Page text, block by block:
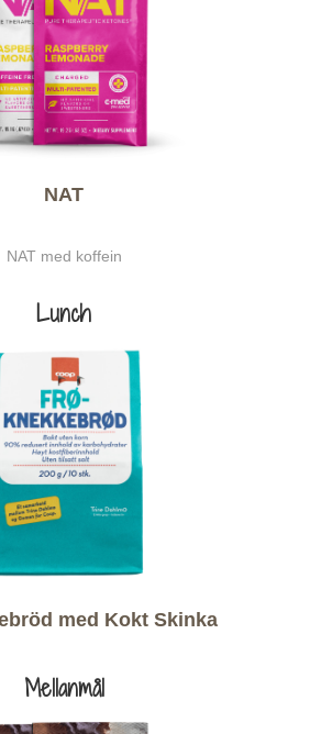
NAT
NAT med koffein
Lunch
med Kokt Skinka
Mellanmål